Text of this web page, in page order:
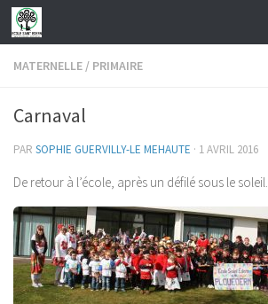
Skip to content
MATERNELLE / PRIMAIRE
Carnaval
PAR SOPHIE GUERVILLY-LE MEHAUTE · 1 AVRIL 2016
De retour à l’école, après un défilé sous le soleil.